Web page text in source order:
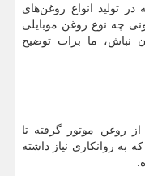
تولید انواع روغن‌های
چه نوع روغن موبایلی
نباش، ما برات توضیح
روغن موتور گرفته تا
به روانکاری نیاز داشته